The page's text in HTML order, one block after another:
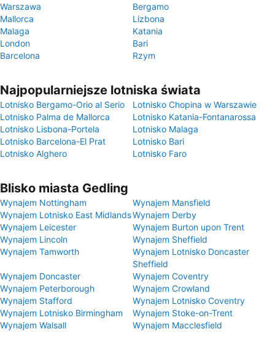
Warszawa
Bergamo
Mallorca
Lizbona
Malaga
Katania
London
Bari
Barcelona
Rzym
Najpopularniejsze lotniska świata
Lotnisko Bergamo-Orio al Serio
Lotnisko Chopina w Warszawie
Lotnisko Palma de Mallorca
Lotnisko Katania-Fontanarossa
Lotnisko Lisbona-Portela
Lotnisko Malaga
Lotnisko Barcelona-El Prat
Lotnisko Bari
Lotnisko Alghero
Lotnisko Faro
Blisko miasta Gedling
Wynajem Nottingham
Wynajem Mansfield
Wynajem Lotnisko East MidlandsWynajem Derby
Wynajem Leicester
Wynajem Burton upon Trent
Wynajem Lincoln
Wynajem Sheffield
Wynajem Tamworth
Wynajem Lotnisko Doncaster
Sheffield
Wynajem Doncaster
Wynajem Coventry
Wynajem Peterborough
Wynajem Crowland
Wynajem Stafford
Wynajem Lotnisko Coventry
Wynajem Lotnisko Birmingham
Wynajem Stoke-on-Trent
Wynajem Walsall
Wynajem Macclesfield